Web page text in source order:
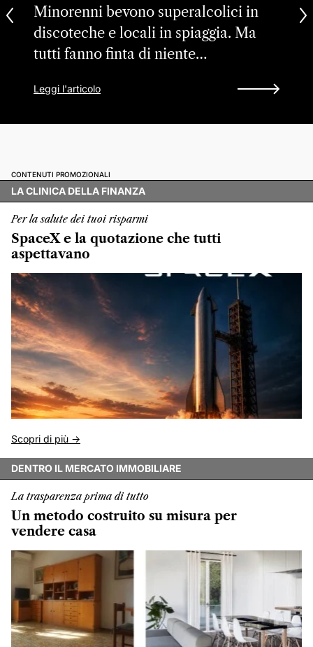
Minorenni bevono superalcolici in
discoteche e locali in spiaggia. Ma
tutti fanno finta di niente…
Leggi l'articolo
CONTENUTI PROMOZIONALI
LA CLINICA DELLA FINANZA
Per la salute dei tuoi risparmi
SpaceX e la quotazione che tutti
aspettavano
Scopri di più ->
DENTRO IL MERCATO IMMOBILIARE
La trasparenza prima di tutto
Un metodo costruito su misura per
vendere casa